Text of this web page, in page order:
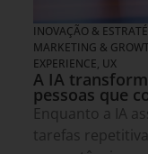
INOVAÇÃO &
MARKETING &
EXPERIENCE, UX
A IA
pessoas que
Enquanto a IA
tarefas